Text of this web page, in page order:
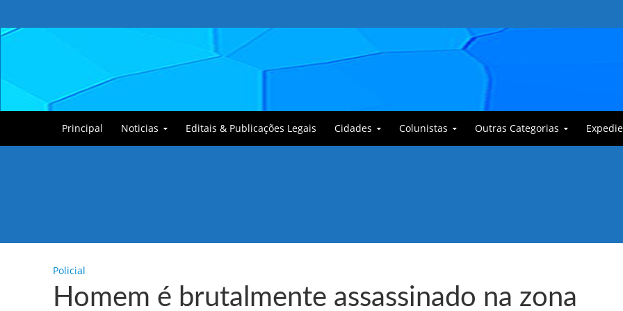
Principal Noticias Editais & Publicações Legais Cidades Colunistas Outras Categorias
Policial
Homem é brutalmente assassinado na zona